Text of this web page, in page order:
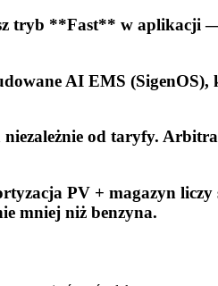
tryb **Fast** w aplikacji
AI EMS
od taryfy.
PV + magazyn
mniej niż benzyna.